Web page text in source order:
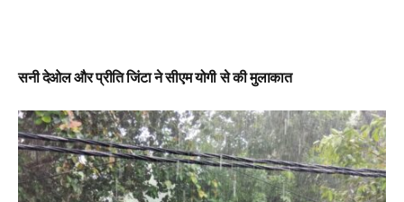
सनी देओल और प्रीति जिंटा ने सीएम योगी से की मुलाकात